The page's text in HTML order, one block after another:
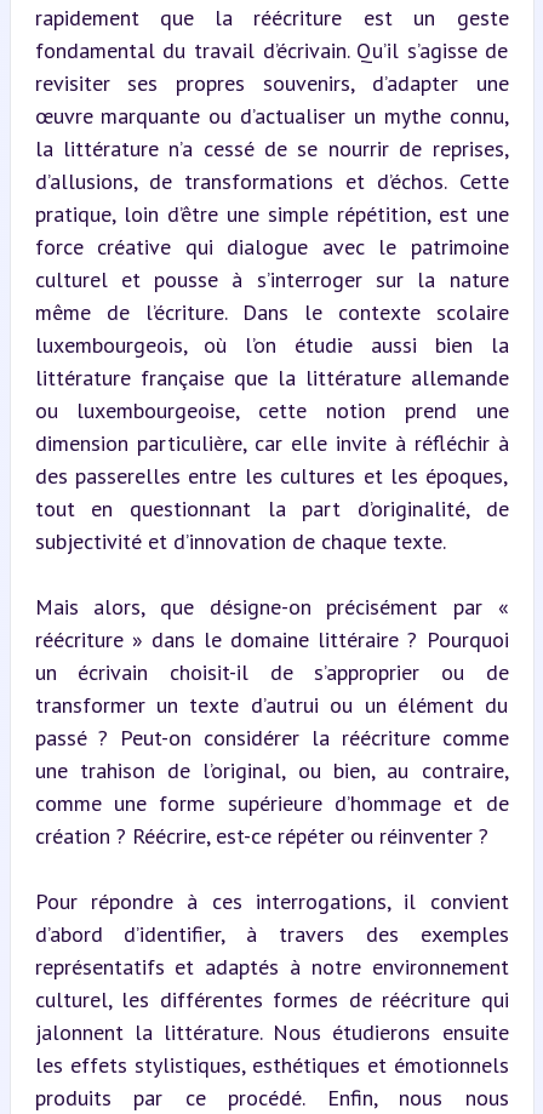
rapidement que la réécriture est un geste
fondamental du travail d’écrivain. Qu’il s’agisse de
revisiter ses propres souvenirs, d’adapter une
œuvre marquante ou d’actualiser un mythe connu,
la littérature n’a cessé de se nourrir de reprises,
d’allusions, de transformations et d’échos. Cette
pratique, loin d’être une simple répétition, est une
force créative qui dialogue avec le patrimoine
culturel et pousse à s’interroger sur la nature
même de l’écriture. Dans le contexte scolaire
luxembourgeois, où l’on étudie aussi bien la
littérature française que la littérature allemande
ou luxembourgeoise, cette notion prend une
dimension particulière, car elle invite à réfléchir à
des passerelles entre les cultures et les époques,
tout en questionnant la part d’originalité, de
subjectivité et d’innovation de chaque texte.
Mais alors, que désigne-on précisément par «
réécriture » dans le domaine littéraire ? Pourquoi
un écrivain choisit-il de s’approprier ou de
transformer un texte d’autrui ou un élément du
passé ? Peut-on considérer la réécriture comme
une trahison de l’original, ou bien, au contraire,
comme une forme supérieure d’hommage et de
création ? Réécrire, est-ce répéter ou réinventer ?
Pour répondre à ces interrogations, il convient
d’abord d’identifier, à travers des exemples
représentatifs et adaptés à notre environnement
culturel, les différentes formes de réécriture qui
jalonnent la littérature. Nous étudierons ensuite
les effets stylistiques, esthétiques et émotionnels
produits par ce procédé. Enfin, nous nous